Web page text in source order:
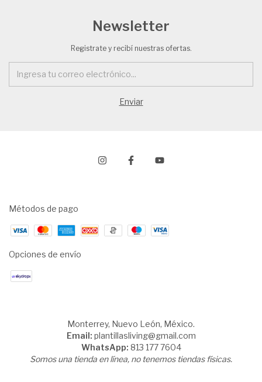
Newsletter
Registrate y recibí nuestras ofertas.
Métodos de pago
Opciones de envío
Monterrey, Nuevo León, México.
Email: plantillasliving@gmail.com
WhatsApp: 813 177 7604
Somos una tienda en línea, no tenemos tiendas físicas.